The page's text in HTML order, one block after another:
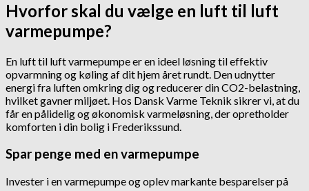
Hvorfor skal du vælge en luft til luft
varmepumpe?
En luft til luft varmepumpe er en ideel løsning til effektiv
opvarmning og køling af dit hjem året rundt. Den udnytter
energi fra luften omkring dig og reducerer din CO2-belastning,
hvilket gavner miljøet. Hos Dansk Varme Teknik sikrer vi, at du
får en pålidelig og økonomisk varmeløsning, der opretholder
komforten i din bolig i Frederikssund.
Spar penge med en varmepumpe
Invester i en varmepumpe og oplev markante besparelser på